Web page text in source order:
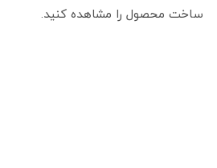
ساخت محصول را مشاهده کنید.